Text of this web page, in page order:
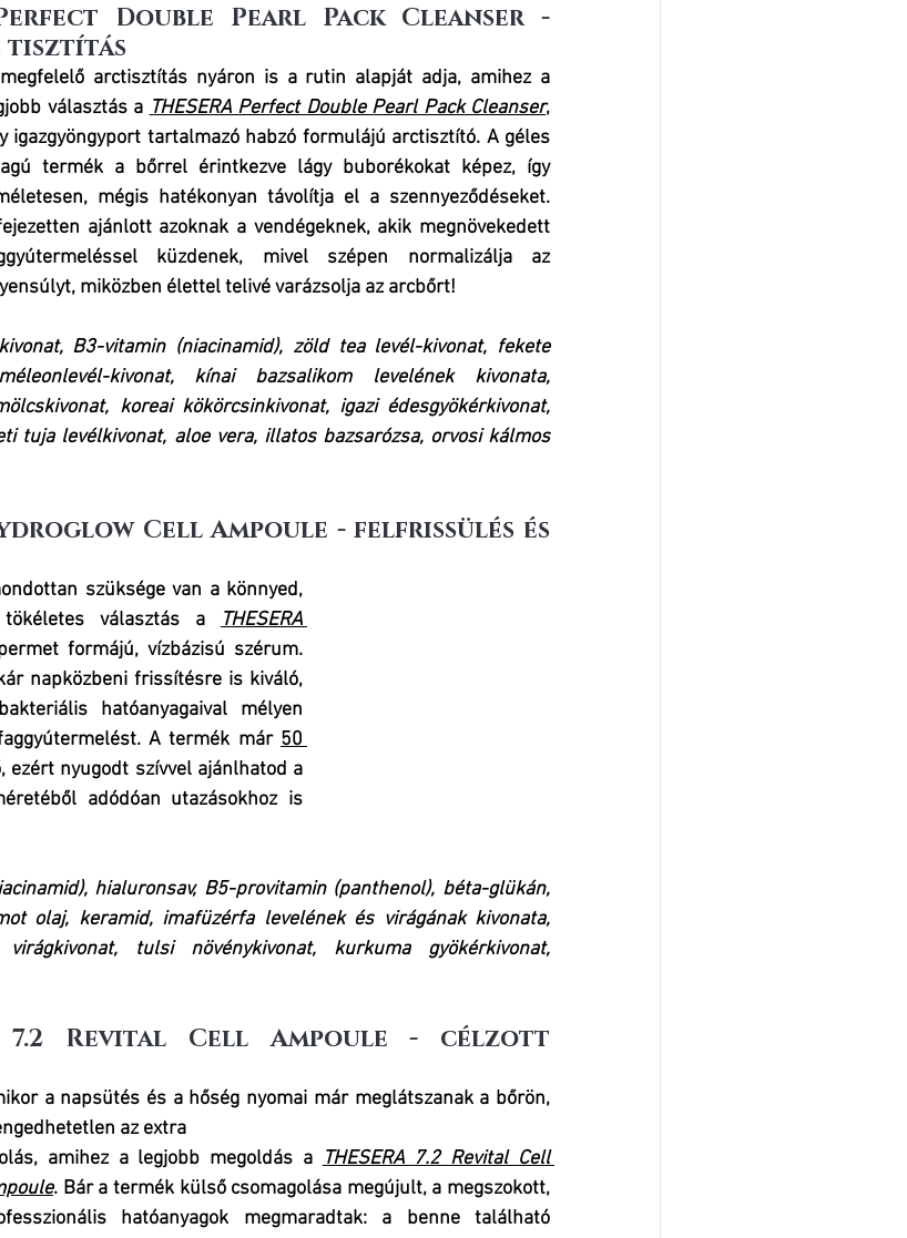
Perfect Double Pearl Pack Cleanser -
tisztítás
arctisztítás nyáron is a rutin alapját adja, amihez a
választás a THESERA Perfect Double Pearl Pack Cleanser,
igazgyöngyport tartalmazó habzó formulájú arctisztító. A géles
termék a bőrrel érintkezve lágy buborékokat képez, így
mégis hatékonyan távolítja el a szennyeződéseket.
ajánlott azoknak a vendégeknek, akik megnövekedett
küzdenek, mivel szépen normalizálja az
miközben élettel telivé varázsolja az arcbőrt!
kivonat, B3-vitamin (niacinamid), zöld tea levél-kivonat, fekete
kivonat, kínai bazsalikom levelének kivonata,
koreai kökörcsinkivonat, igazi édesgyökérkivonat,
tuja levélkivonat, aloe vera, illatos bazsarózsa, orvosi kálmos
Cell Ampoule - felfrissülés és
szüksége van a könnyed,
választás a THESERA
formájú, vízbázisú szérum.
napközbeni frissítésre is kiváló,
hatóanyagaival mélyen
A termék már 50
nyugodt szívvel ajánlhatod a
adódóan utazásokhoz is
hialuronsav, B5-provitamin (panthenol), béta-glükán,
olaj, keramid, imafüzérfa levelének és virágának kivonata,
tulsi növénykivonat, kurkuma gyökérkivonat,
7.2 Revital Cell Ampoule - célzott
a napsütés és a hőség nyomai már meglátszanak a bőrön,
az extra
amihez a legjobb megoldás a THESERA 7.2 Revital Cell
. Bár a termék külső csomagolása megújult, a megszokott,
hatóanyagok megmaradtak: a benne található